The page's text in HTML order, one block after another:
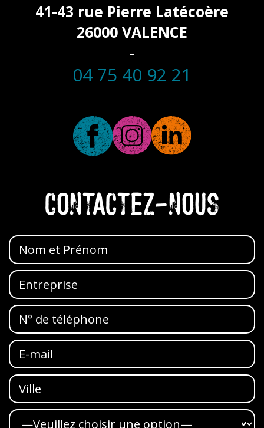
41-43 rue Pierre Latécoère
26000 VALENCE
-
04 75 40 92 21
CONTACTEZ-NOUS